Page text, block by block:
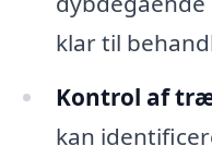
klar til
Kontrol af
kan